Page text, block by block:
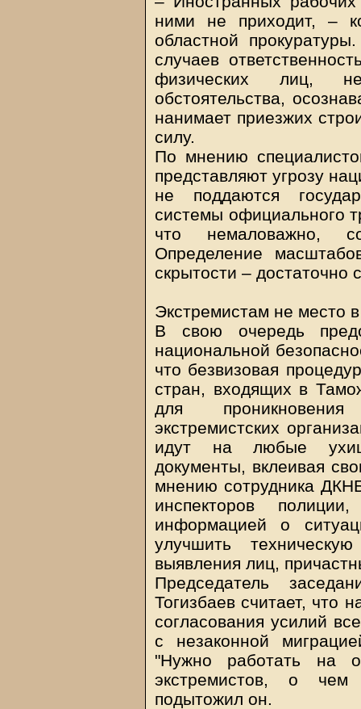
ними не приходит, –
областной
случаев
физических лиц,
обстоятельства,
нанимает приезжих
силу.
По мнению
представляют угрозу
не поддаются
системы официального
что немаловажно,
Определение
скрытости – достаточно
Экстремистам не место
В свою очередь
национальной
что безвизовая
стран, входящих в
для проникновения
экстремистских
идут на любые
документы, вклеивая
мнению сотрудника
инспекторов
информацией о
улучшить
выявления лиц,
Председатель
Тогизбаев считает, что
согласования усилий
с незаконной
"Нужно работать на
экстремистов, о чем
подытожил он.